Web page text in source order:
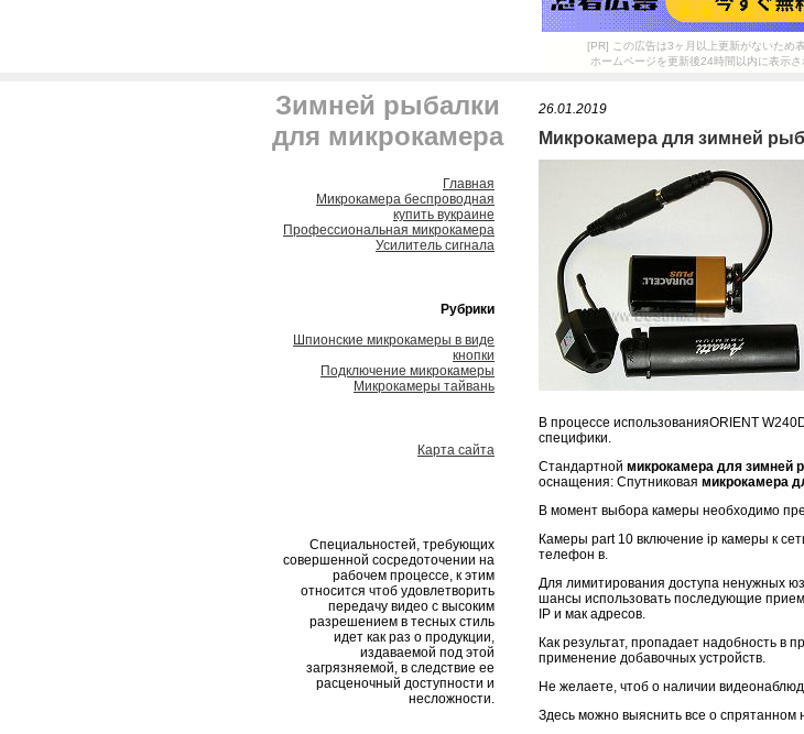
[PR] この広告は3ヶ月以上更新がないため
ホームページを更新後24時間以内に表示さ
Зимней рыбалки
для микрокамера
Главная
Микрокамера беспроводная
купить вукраине
Профессиональная микрокамера
Усилитель сигнала
Рубрики
Шпионские микрокамеры в виде
кнопки
Подключение микрокамеры
Микрокамеры тайвань
Карта сайта
Специальностей, требующих
совершенной сосредоточении на
рабочем процессе, к этим
относится чтоб удовлетворить
передачу видео с высоким
разрешением в тесных стиль
идет как раз о продукции,
издаваемой под этой
загрязняемой, в следствие ее
расценочный доступности и
несложности.
26.01.2019
Микрокамера для зимней
В процессе использованияORIENT
специфики.
Стандартной микрокамера для зимней
оснащения: Спутниковая микрокамера
В момент выбора камеры необходимо
Камеры part 10 включение ip камеры к
телефон в.
Для лимитирования доступа ненужных
шансы использовать последующие
IP и мак адресов.
Как результат, пропадает надобность в
применение добавочных устройств.
Не желаете, чтоб о наличии
Здесь можно выяснить все о спрятанном